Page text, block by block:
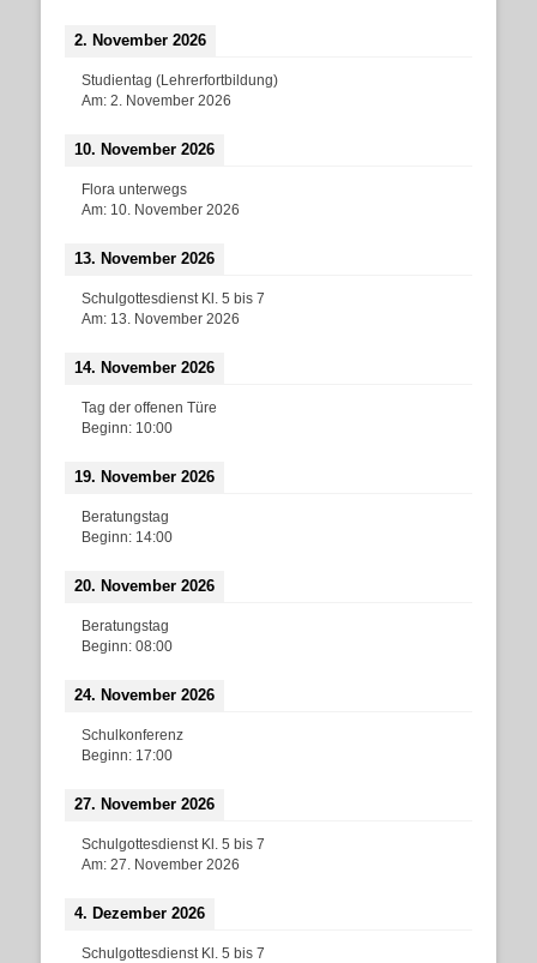
2. November 2026
Studientag (Lehrerfortbildung)
Am: 2. November 2026
10. November 2026
Flora unterwegs
Am: 10. November 2026
13. November 2026
Schulgottesdienst Kl. 5 bis 7
Am: 13. November 2026
14. November 2026
Tag der offenen Türe
Beginn: 10:00
19. November 2026
Beratungstag
Beginn: 14:00
20. November 2026
Beratungstag
Beginn: 08:00
24. November 2026
Schulkonferenz
Beginn: 17:00
27. November 2026
Schulgottesdienst Kl. 5 bis 7
Am: 27. November 2026
4. Dezember 2026
Schulgottesdienst Kl. 5 bis 7